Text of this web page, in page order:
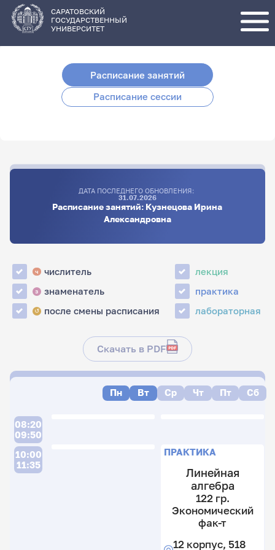
основному
содержанию
САРАТОВСКИЙ
ГОСУДАРСТВЕННЫЙ
УНИВЕРСИТЕТ
Расписание занятий
Расписание сессии
ДАТА ПОСЛЕДНЕГО ОБНОВЛЕНИЯ:
31.07.2026
Расписание занятий: Кузнецова Ирина
Александровна
ч числитель
з знаменатель
↺ после смены расписания
лекция
практика
лабораторная
Скачать в PDF
Пн Вт Ср Чт Пт Сб
08:20
09:50
10:00
11:35
ПРАКТИКА
Линейная
алгебра
122 гр.
Экономический
фак-т
12 корпус, 518